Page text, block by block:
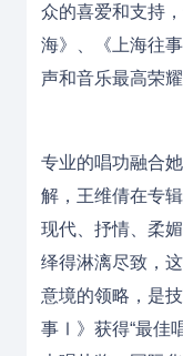
众的喜爱和支持
海》、《上海往
声和音乐最高荣
专业的唱功融合
解，王维倩在专
现代、抒情、柔
绎得淋漓尽致，
意境的领略，是
事Ⅰ》获得“最佳